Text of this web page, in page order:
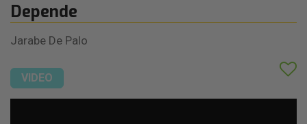
Depende
Jarabe De Palo
VIDEO